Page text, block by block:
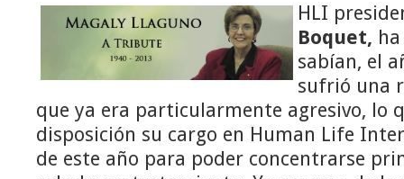
HLI
Boquet,
sabían, el
sufrió una
que ya era particularmente agresivo, lo
disposición su cargo en Human Life
de este año para poder concentrarse